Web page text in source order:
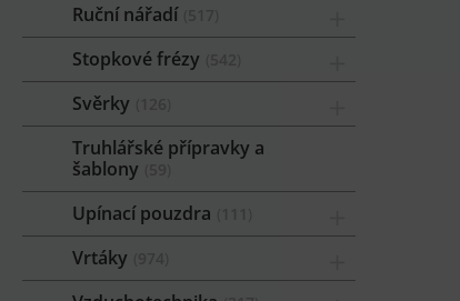
Ruční nářadí
Stopkové frézy
Svěrky
Truhlářské přípravky a
šablony
Upínací pouzdra
Vrtáky